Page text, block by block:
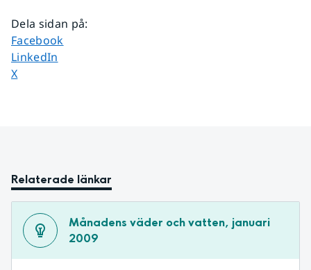
Dela sidan på:
Dela sidan på
Facebook
Dela sidan på
LinkedIn
Dela sidan på
X
Relaterade länkar
Månadens väder och vatten, januari
2009